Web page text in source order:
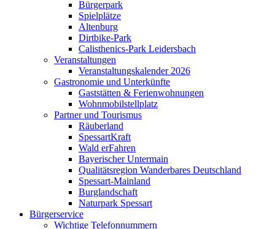
Bürgerpark
Spielplätze
Altenburg
Dirtbike-Park
Calisthenics-Park Leidersbach
Veranstaltungen
Veranstaltungskalender 2026
Gastronomie und Unterkünfte
Gaststätten & Ferienwohnungen
Wohnmobilstellplatz
Partner und Tourismus
Räuberland
SpessartKraft
Wald erFahren
Bayerischer Untermain
Qualitätsregion Wanderbares Deutschland
Spessart-Mainland
Burglandschaft
Naturpark Spessart
Bürgerservice
Wichtige Telefonnummern